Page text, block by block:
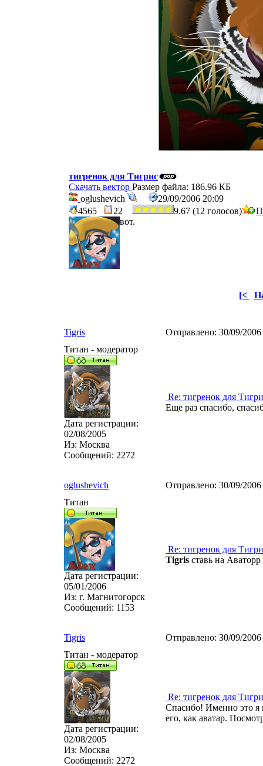
тигренок для Тигрис
Скачать вектор Размер файла: 186.96 КБ
oglushevich
29/09/2006 20:09
4565
22 9.67 (12 голосов)
вот.
[<
Tigris Отправлено: 30/09/
Титан - модератор
Дата регистрации:
02/08/2005
Из: Москва
Сообщений: 2272
Re: тигренок для
Еще раз спасибо,
oglushevich Отправлено: 30/09/
Титан
Дата регистрации:
05/01/2006
Из: г. Магнитогорск
Сообщений: 1153
Re: тигренок для
Tigris ставь на
Tigris Отправлено: 30/09/
Титан - модератор
Дата регистрации:
02/08/2005
Из: Москва
Сообщений: 2272
Re: тигренок для
Спасибо! Именно это я
его, как аватар.